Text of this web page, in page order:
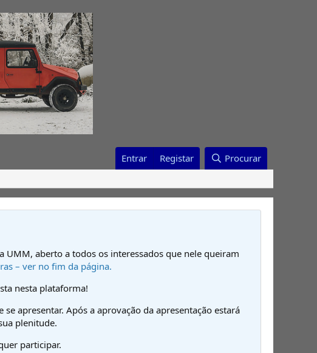
Entrar Registar Procurar
UMM, aberto a todos os interessados que nele queiram
– ver no fim da página.
nesta plataforma!
apresentar. Após a aprovação da apresentação estará
plenitude.
participar.